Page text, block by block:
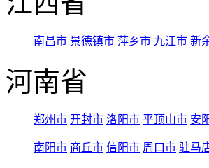
南昌市 景德镇市 萍乡市 九江市 新
河南省
郑州市 开封市 洛阳市 平顶山市 安
南阳市 商丘市 信阳市 周口市 驻马